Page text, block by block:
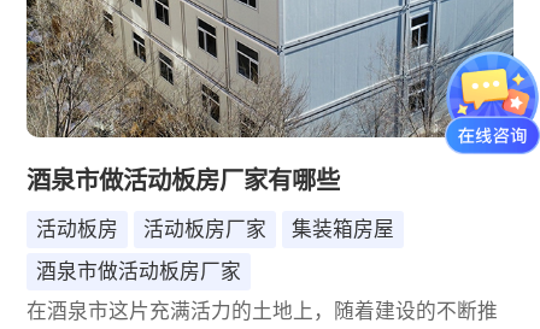
酒泉市做活动板房厂家有哪些
活动板房 活动板房厂家
集装箱房屋
酒泉市做活动板房厂家
在酒泉市这片充满活力的土地上，随着建设的不断推